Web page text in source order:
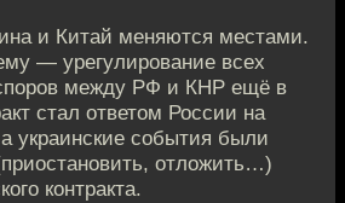
и Китай меняются местами.
— урегулирование всех
между РФ и КНР ещё в
стал ответом России на
украинские события были
отложить…)
контракта.